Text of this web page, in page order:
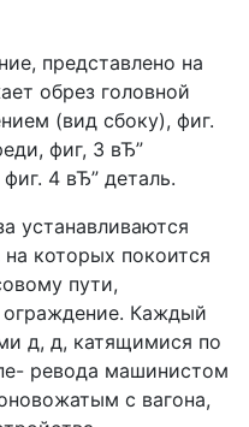
представлено на
обрез головной
(вид сбоку), фиг.
фиг, 3 вЂ”
4 вЂ” деталь.
устанавливаются
которых покоится
пути,
Каждый
д, д, катящимися по
ревода машинистом
с вагона,